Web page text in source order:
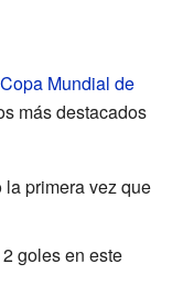
Copa Mundial de
más destacados
primera vez que
goles en este